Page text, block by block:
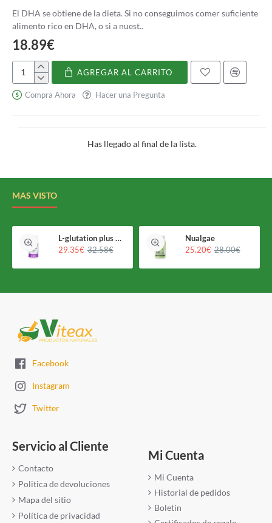
El DHA se obtiene de la dieta. Si no conseguimos comer suficiente
alimento rico en DHA, o si a nuest..
18.89€
Omega-
3
MSC
DHA
Forte
AGREGAR AL CARRITO
Compra Ahora Hacer una Pregunta
Has llegado al final de la lista.
MAS VISTO
L-glutation plus Holomega
29.35€ 32.58€
Nualgae
25.20€ 28.00€
Facebook
Instagram
Twitter
Servicio al Cliente
Contacto
Politica de devoluciones
Mapa del sitio
Política de privacidad
Mi Cuenta
Mi Cuenta
Historial de pedidos
Boletin